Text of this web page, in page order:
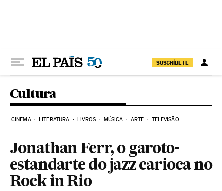
SUSCRÍBETE
Cultura
CINEMA LITERATURA LIVROS MÚSICA ARTE TELEVISÃO
Jonathan Ferr, o garoto-
estandarte do jazz carioca no
Rock in Rio